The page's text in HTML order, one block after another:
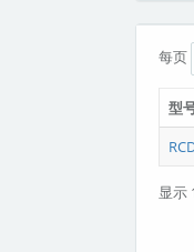
每页
型
显示